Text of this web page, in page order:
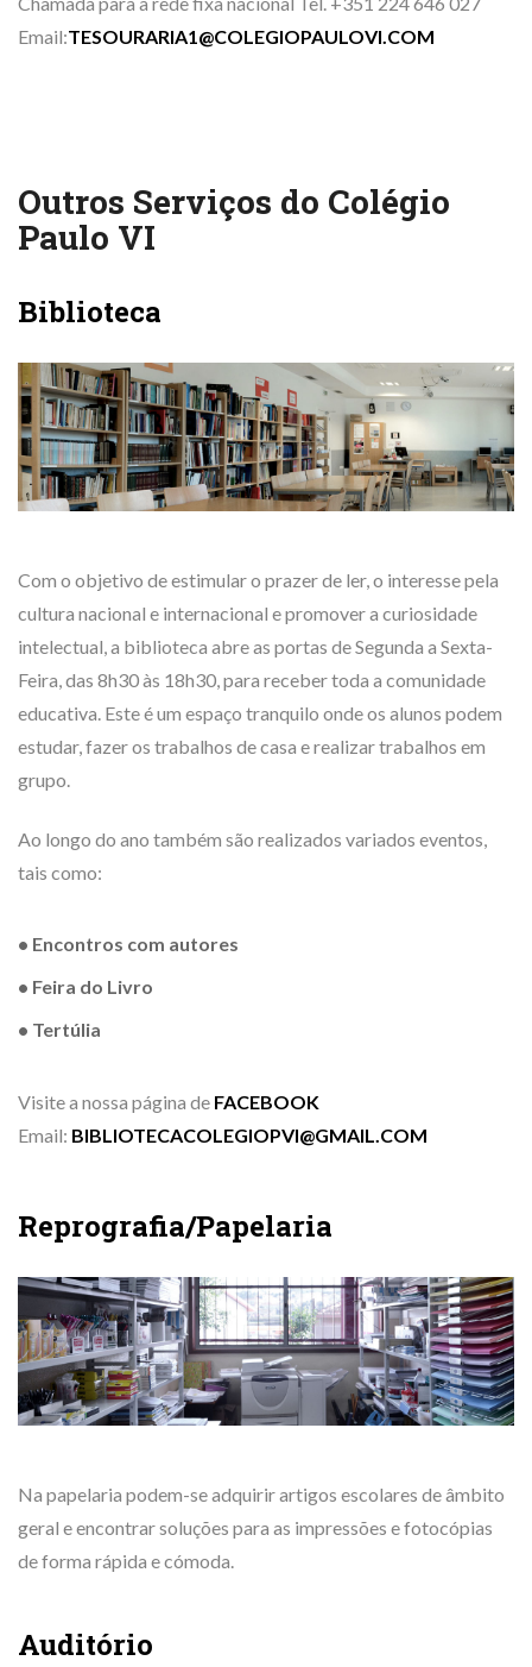
Email:TESOURARIA1@COLEGIOPAULOVI.COM
Outros Serviços do Colégio
Paulo VI
Biblioteca
Com o objetivo de estimular o prazer de ler, o interesse pela
cultura nacional e internacional e promover a curiosidade
intelectual, a biblioteca abre as portas de Segunda a Sexta-
Feira, das 8h30 às 18h30, para receber toda a comunidade
educativa. Este é um espaço tranquilo onde os alunos podem
estudar, fazer os trabalhos de casa e realizar trabalhos em
grupo.
Ao longo do ano também são realizados variados eventos,
tais como:
• Encontros com autores
• Feira do Livro
• Tertúlia
Visite a nossa página de FACEBOOK
Email: BIBLIOTECACOLEGIOPVI@GMAIL.COM
Reprografia/Papelaria
Na papelaria podem-se adquirir artigos escolares de âmbito
geral e encontrar soluções para as impressões e fotocópias
de forma rápida e cómoda.
Auditório